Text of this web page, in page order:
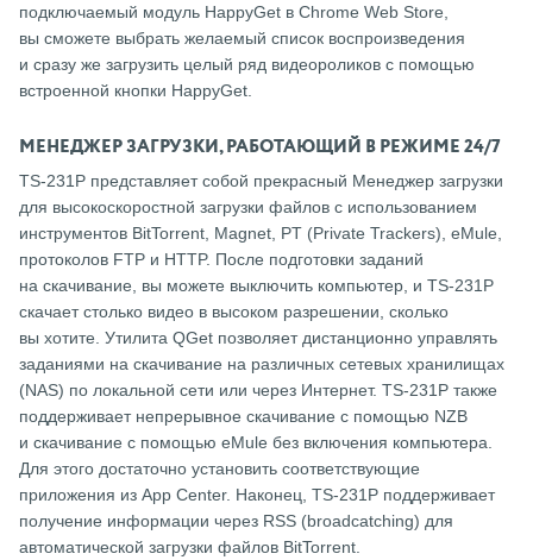
подключаемый модуль HappyGet в Chrome Web Store,
вы сможете выбрать желаемый список воспроизведения
и сразу же загрузить целый ряд видеороликов с помощью
встроенной кнопки HappyGet.
МЕНЕДЖЕР ЗАГРУЗКИ, РАБОТАЮЩИЙ В РЕЖИМЕ 24/7
TS-231P представляет собой прекрасный Менеджер загрузки
для высокоскоростной загрузки файлов с использованием
инструментов BitTorrent, Magnet, PT (Private Trackers), eMule,
протоколов FTP и HTTP. После подготовки заданий
на скачивание, вы можете выключить компьютер, и TS-231P
скачает столько видео в высоком разрешении, сколько
вы хотите. Утилита QGet позволяет дистанционно управлять
заданиями на скачивание на различных сетевых хранилищах
(NAS) по локальной сети или через Интернет. TS-231P также
поддерживает непрерывное скачивание с помощью NZB
и скачивание с помощью eMule без включения компьютера.
Для этого достаточно установить соответствующие
приложения из App Center. Наконец, TS-231P поддерживает
получение информации через RSS (broadcatching) для
автоматической загрузки файлов BitTorrent.